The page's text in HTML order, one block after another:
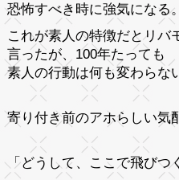
恐怖すべき時に強気になる。
これが素人の特徴だとリバ
言ったが、100年たっても
素人の行動は何も変わらな
寄り付き前のアホらしい気
「どうして、ここで飛びつ